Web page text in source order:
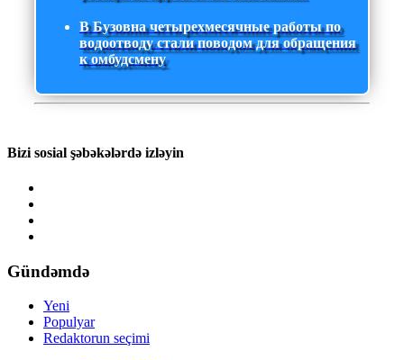
В Бузовна четырехмесячные работы по
водоотводу стали поводом для обращения
к омбудсмену
Bizi sosial şəbəkələrdə izləyin
Gündəmdə
Yeni
Populyar
Redaktorun seçimi